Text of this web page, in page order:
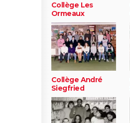
Collège Les
Ormeaux
Collège André
Siegfried